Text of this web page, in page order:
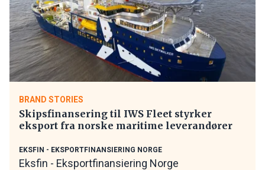
BRAND STORIES
Skipsfinansering til IWS Fleet styrker
eksport fra norske maritime leverandører
EKSFIN - EKSPORTFINANSIERING NORGE
Eksfin - Eksportfinansiering Norge